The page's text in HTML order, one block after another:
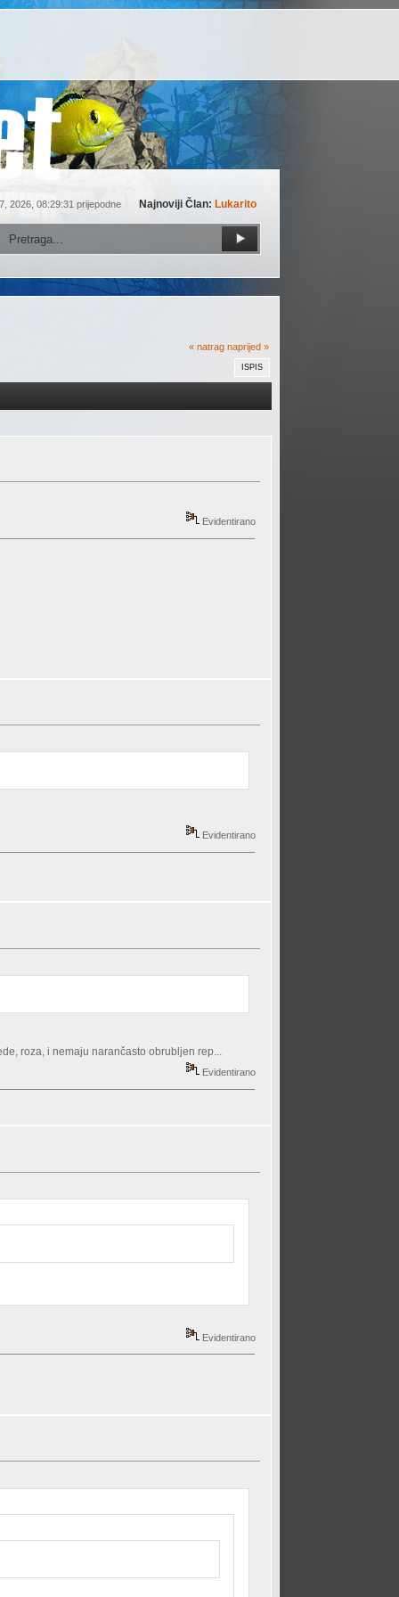
2026, 08:29:31 prijepodne Najnoviji Član: Lukarito
« natrag naprijed »
ISPIS
Evidentirano
Evidentirano
roza, i nemaju narančasto obrubljen rep...
Evidentirano
Evidentirano